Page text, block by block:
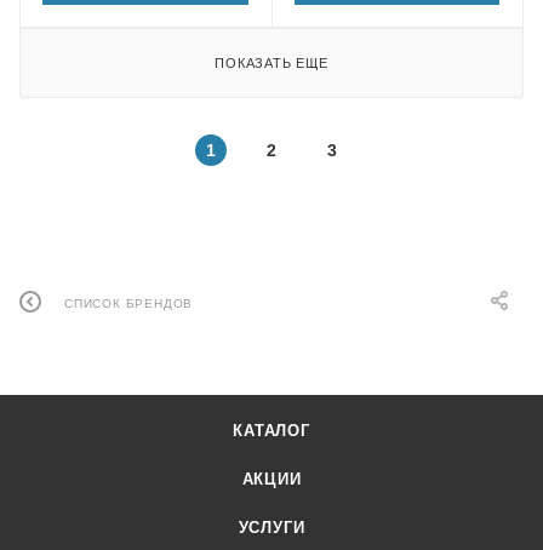
ПОКАЗАТЬ ЕЩЕ
1 2 3
СПИСОК БРЕНДОВ
КАТАЛОГ
АКЦИИ
УСЛУГИ